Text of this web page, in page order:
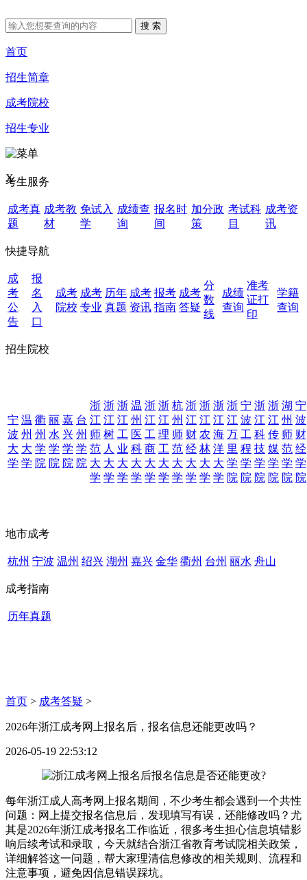
首页
招生简章
成考院校
招生专业
X
考生服务
成考真
题
成考教
材
免试入
学
成绩查
询
报名时
间
加分政
策
考试科
目
成考资
讯
快捷导航
成
考
公
告
报
名
入
口
成考
院校
成考
专业
历年
真题
成考
资讯
报考
指南
成考
答疑
分
数
线
成绩
查询
准考
证打
印
学籍
查询
招生院校
宁
波
大
学
温
州
大
学
衢
州
学
院
丽
水
学
院
嘉
兴
学
院
台
州
学
院
浙
江
师
范
大
学
浙
江
树
人
大
学
浙
江
工
业
大
学
温
州
医
科
大
学
浙
江
工
商
大
学
浙
江
理
工
大
学
杭
州
师
范
大
学
浙
江
财
经
大
学
浙
江
农
林
大
学
浙
江
海
洋
大
学
浙
江
万
里
学
院
宁
波
工
程
学
院
浙
江
科
技
学
院
浙
江
传
媒
学
院
湖
州
师
范
学
院
宁
波
财
经
学
院
地市成考
杭州 宁波 温州 绍兴 湖州 嘉兴 金华 衢州 台州 丽水 舟山
成考指南
历年真题
首页 > 成考答疑 >
2026年浙江成考网上报名后，报名信息还能更改吗？
2026-05-19 22:53:12
每年浙江成人高考网上报名期间，不少考生都会遇到一个共性
问题：网上提交报名信息后，发现填写有误，还能修改吗？尤
其是2026年浙江成考报名工作临近，很多考生担心信息填错影
响后续考试和录取，今天就结合浙江省教育考试院相关政策，
详细解答这一问题，帮大家理清信息修改的相关规则、流程和
注意事项，避免因信息错误踩坑。